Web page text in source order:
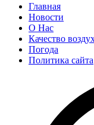
Главная
Новости
О Нас
Качество
Погода
Политика сайта